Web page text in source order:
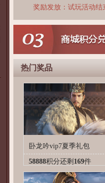
奖励发放：试玩活动
热门奖品
卧龙吟vip7夏季礼包
58888积分还剩 169件